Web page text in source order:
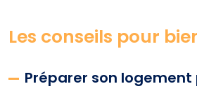
Les conseils pour
Préparer son